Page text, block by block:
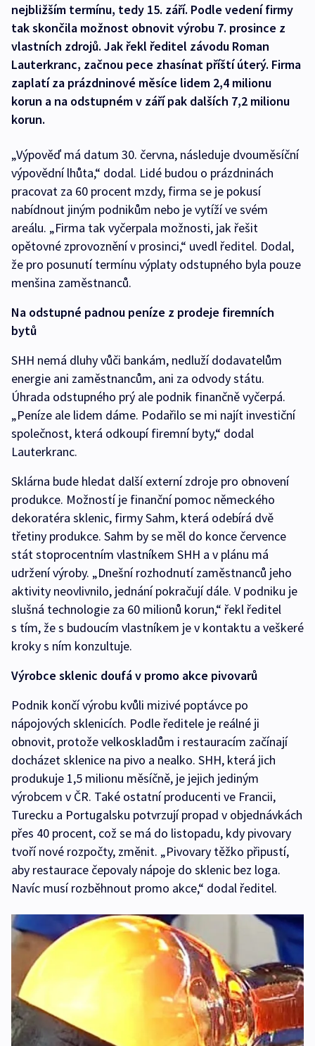
nejbližším termínu, tedy 15. září. Podle vedení firmy
tak skončila možnost obnovit výrobu 7. prosince z
vlastních zdrojů. Jak řekl ředitel závodu Roman
Lauterkranc, začnou pece zhasínat příští úterý. Firma
zaplatí za prázdninové měsíce lidem 2,4 milionu
korun a na odstupném v září pak dalších 7,2 milionu
korun.
„Výpověď má datum 30. června, následuje dvouměsíční
výpovědní lhůta,“ dodal. Lidé budou o prázdninách
pracovat za 60 procent mzdy, firma se je pokusí
nabídnout jiným podnikům nebo je vytíží ve svém
areálu. „Firma tak vyčerpala možnosti, jak řešit
opětovné zprovoznění v prosinci,“ uvedl ředitel. Dodal,
že pro posunutí termínu výplaty odstupného byla pouze
menšina zaměstnanců.
Na odstupné padnou peníze z prodeje firemních
bytů
SHH nemá dluhy vůči bankám, nedluží dodavatelům
energie ani zaměstnancům, ani za odvody státu.
Úhrada odstupného prý ale podnik finančně vyčerpá.
„Peníze ale lidem dáme. Podařilo se mi najít investiční
společnost, která odkoupí firemní byty,“ dodal
Lauterkranc.
Sklárna bude hledat další externí zdroje pro obnovení
produkce. Možností je finanční pomoc německého
dekoratéra sklenic, firmy Sahm, která odebírá dvě
třetiny produkce. Sahm by se měl do konce července
stát stoprocentním vlastníkem SHH a v plánu má
udržení výroby. „Dnešní rozhodnutí zaměstnanců jeho
aktivity neovlivnilo, jednání pokračují dále. V podniku je
slušná technologie za 60 milionů korun,“ řekl ředitel
s tím, že s budoucím vlastníkem je v kontaktu a veškeré
kroky s ním konzultuje.
Výrobce sklenic doufá v promo akce pivovarů
Podnik končí výrobu kvůli mizivé poptávce po
nápojových sklenicích. Podle ředitele je reálné ji
obnovit, protože velkoskladům i restauracím začínají
docházet sklenice na pivo a nealko. SHH, která jich
produkuje 1,5 milionu měsíčně, je jejich jediným
výrobcem v ČR. Také ostatní producenti ve Francii,
Turecku a Portugalsku potvrzují propad v objednávkách
přes 40 procent, což se má do listopadu, kdy pivovary
tvoří nové rozpočty, změnit. „Pivovary těžko připustí,
aby restaurace čepovaly nápoje do sklenic bez loga.
Navíc musí rozběhnout promo akce,“ dodal ředitel.